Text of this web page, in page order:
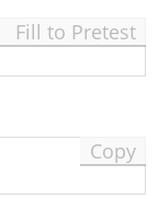
Fill to Pretest
Copy